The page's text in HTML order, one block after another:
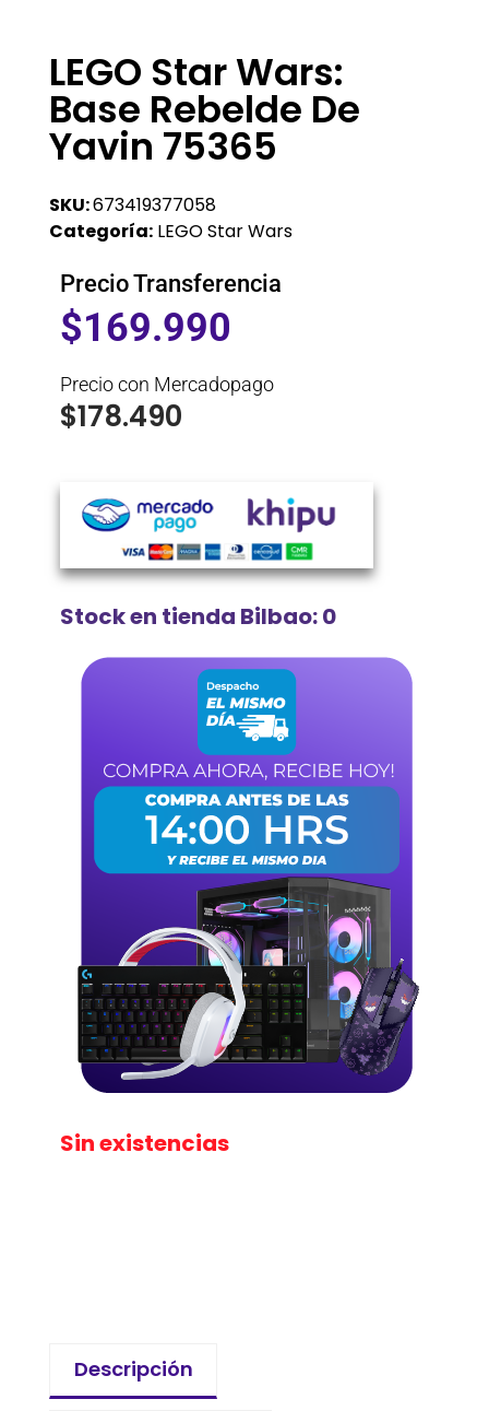
LEGO Star Wars:
Base Rebelde De
Yavin 75365
SKU:673419377058
Categoría: LEGO Star Wars
Precio Transferencia
$169.990
Precio con Mercadopago
$178.490
Stock en tienda Bilbao: 0
Sin existencias
Descripción